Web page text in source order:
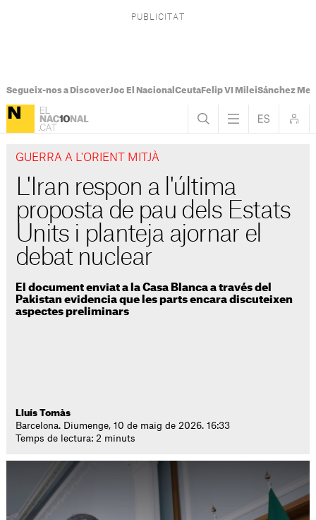
Segueix-nos a DiscoverJoc El Nacional CeutaFelip VI MileiSánchez
GUERRA A L'ORIENT MITJÀ
L'Iran respon a l'última
proposta de pau dels Estats
Units i planteja ajornar el
debat nuclear
El document enviat a la Casa Blanca a través del
Pakistan evidencia que les parts encara discuteixen
aspectes preliminars
Lluís Tomàs
Barcelona. Diumenge, 10 de maig de 2026. 16:33
Temps de lectura: 2 minuts